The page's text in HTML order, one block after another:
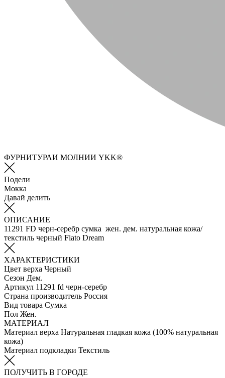
ФУРНИТУРАИ МОЛНИИ YKK®
Подели
Мокка
Давай делить
ОПИСАНИЕ
11291 FD черн-серебр сумка жен. дем. натуральная кожа/
текстиль черный Fiato Dream
ХАРАКТЕРИСТИКИ
Цвет верха Черный
Сезон Дем.
Артикул 11291 fd черн-серебр
Страна производитель Россия
Вид товара Сумка
Пол Жен.
МАТЕРИАЛ
Материал верха Натуральная гладкая кожа (100% натуральная
кожа)
Материал подкладки Текстиль
ПОЛУЧИТЬ В ГОРОДЕ